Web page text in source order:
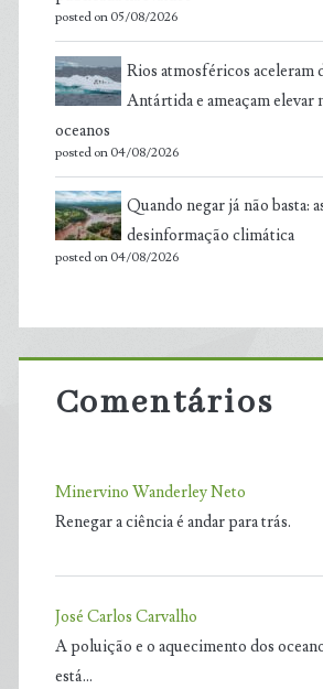
posted on 05/08/2026
Rios atmosféricos aceleram
Antártida e ameaçam elevar
oceanos
posted on 04/08/2026
Quando negar já não basta:
desinformação climática
posted on 04/08/2026
Comentários
Minervino Wanderley Neto
Renegar a ciência é andar para trás.
José Carlos Carvalho
A poluição e o aquecimento dos
está…